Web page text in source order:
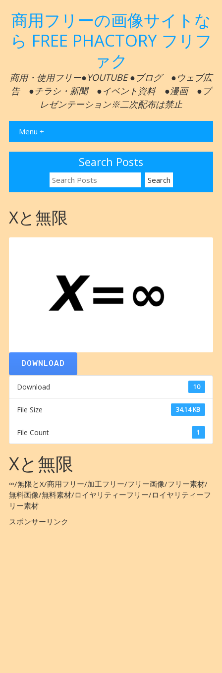
商用フリーの画像サイトな
ら FREE PHACTORY フリフ
ァク
商用・使用フリー●YOUTUBE ●ブログ ●ウェブ広
告 ●チラシ・新聞 ●イベント資料 ●漫画 ●プ
レゼンテーション※二次配布は禁止
Menu +
Search Posts
Xと無限
DOWNLOAD
Download 10
File Size 34.14 KB
File Count 1
Xと無限
∞/無限とX/商用フリー/加工フリー/フリー画像/フリー素材/
無料画像/無料素材/ロイヤリティーフリー/ロイヤリティーフ
リー素材
スポンサーリンク